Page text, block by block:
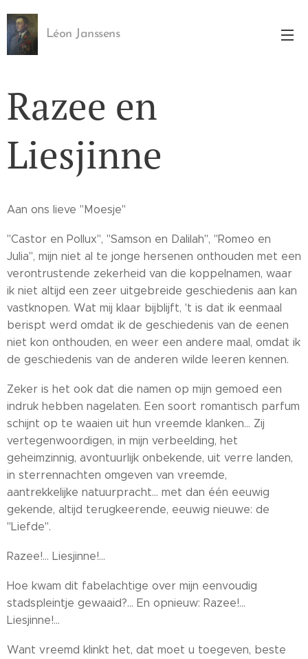
Léon Janssens
Razee en
Liesjinne
Aan ons lieve "Moesje"
"Castor en Pollux", "Samson en Dalilah", "Romeo en
Julia", mijn niet al te jonge hersenen onthouden met een
verontrustende zekerheid van die koppelnamen, waar
ik niet altijd een zeer uitgebreide geschiedenis aan kan
vastknopen. Wat mij klaar bijblijft, 't is dat ik eenmaal
berispt werd omdat ik de geschiedenis van de eenen
niet kon onthouden, en weer een andere maal, omdat ik
de geschiedenis van de anderen wilde leeren kennen.
Zeker is het ook dat die namen op mijn gemoed een
indruk hebben nagelaten. Een soort romantisch parfum
schijnt op te waaien uit hun vreemde klanken... Zij
vertegenwoordigen, in mijn verbeelding, het
geheimzinnig, avontuurlijk onbekende, uit verre landen,
in sterrennachten omgeven van vreemde,
aantrekkelijke natuurpracht... met dan één eeuwig
gekende, altijd terugkeerende, eeuwig nieuwe: de
"Liefde".
Razee!... Liesjinne!...
Hoe kwam dit fabelachtige over mijn eenvoudig
stadspleintje gewaaid?... En opnieuw: Razee!...
Liesjinne!...
Want vreemd klinkt het, dat moet u toegeven, beste